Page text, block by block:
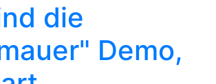
die
Demo,